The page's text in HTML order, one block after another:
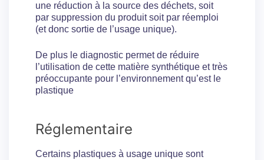
une réduction à la source des déchets, soit
par suppression du produit soit par réemploi
(et donc sortie de l’usage unique).
De plus le diagnostic permet de réduire
l’utilisation de cette matière synthétique et très
préoccupante pour l’environnement qu’est le
plastique
Réglementaire
Certains plastiques à usage unique sont